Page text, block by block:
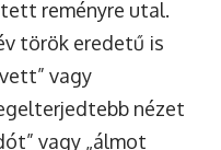
reményre utal.
török eredetű is
vagy
nézet
vagy „álmot